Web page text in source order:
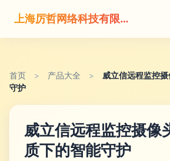
上海厉哲网络科技有限公司
首页 > 产品大全 >
威立信远程监控
守护
威立信远程监控摄像
质下的智能守护